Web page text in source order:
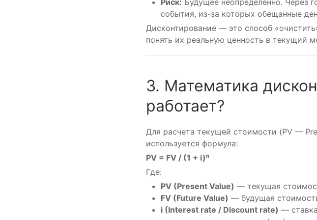
события, из-за которых обещанные
Дисконтирование — это способ
понять их реальную ценность в текущий
3. Математика
работает?
Для расчета текущей стоимости (PV —
используется формула:
PV = FV / (1 + i)ⁿ
Где:
PV (Present Value) — текущая
FV (Future Value) — будущая
i (Interest rate / Discount rate) —